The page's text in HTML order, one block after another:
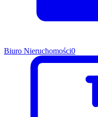
Biuro Nieruchomości0